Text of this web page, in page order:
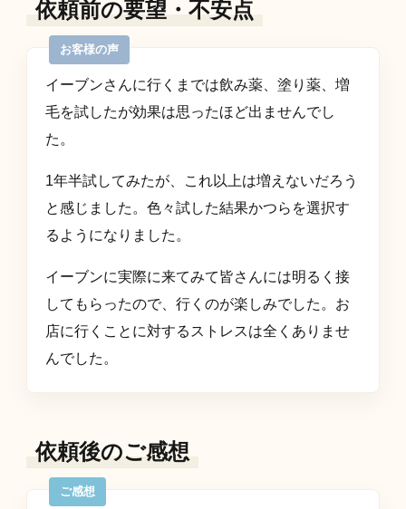
依頼前の要望・不安点
イーブンさんに行くまでは飲み薬、塗り薬、増
毛を試したが効果は思ったほど出ませんでし
た。
1年半試してみたが、これ以上は増えないだろう
と感じました。色々試した結果かつらを選択す
るようになりました。
イーブンに実際に来てみて皆さんには明るく接
してもらったので、行くのが楽しみでした。お
店に行くことに対するストレスは全くありませ
んでした。
依頼後のご感想